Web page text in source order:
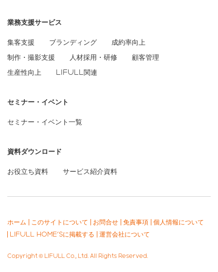
業務支援サービス
集客支援 ブランディング
成約率向上
制作・撮影支援
人材採用・研修
顧客管理
生産性向上
LIFULL関連
セミナー・イベント
セミナー・イベント一覧
資料ダウンロード
お役立ち資料 サービス紹介資料
ホーム このサイトについて お問合せ 免責事項
個人情報について
LIFULL HOME'Sに掲載する
運営会社について
Copyright © LIFULL Co., Ltd. All Rights Reserved.